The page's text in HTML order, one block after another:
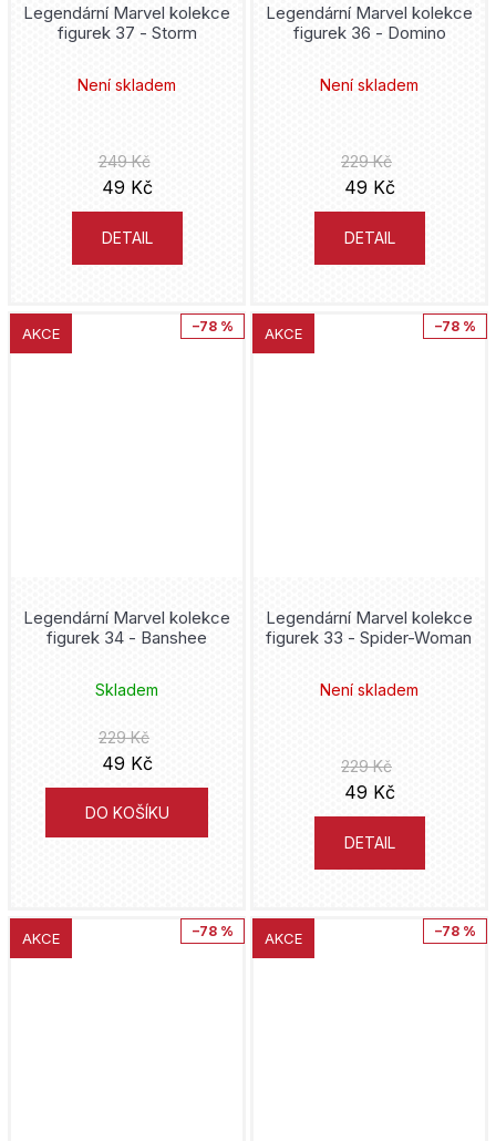
Legendární Marvel kolekce
figurek 37 - Storm
Není skladem
249 Kč
49 Kč
DETAIL
Legendární Marvel kolekce
figurek 36 - Domino
Není skladem
229 Kč
49 Kč
DETAIL
AKCE –78 %
Legendární Marvel kolekce
figurek 34 - Banshee
Skladem
229 Kč
49 Kč
DO KOŠÍKU
AKCE –78 %
Legendární Marvel kolekce
figurek 33 - Spider-Woman
Není skladem
229 Kč
49 Kč
DETAIL
AKCE –78 % AKCE –78 %